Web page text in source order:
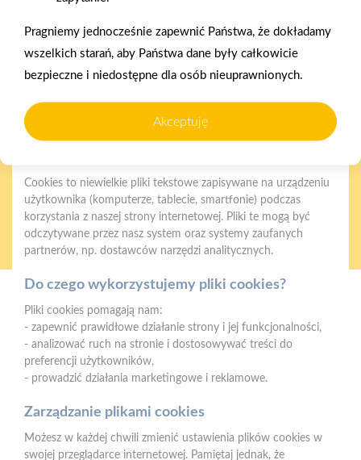
Oferujemy zakupy
telefoniczne
Zakupy
na terenie całej Polski
PSB Mrówka Lębork
ul. Żeromskiego 7A, 84-300 Lębork
Telefon:+48 664 082 300 dostępność produktów, doradztwo
techniczne / +48 734 696 786 reklamacje, transport, depozyty,
E-mail:lebork@psbmrowka.com.pl
NIP:937-268-80-61
Pragniemy jednocześnie zapewnić Państwa, że dokładamy
wszelkich starań, aby Państwa dane były całkowicie
bezpieczne i niedostępne dla osób nieuprawnionych.
Akceptuję
Polityka plików cookies
zapewnienia prawidłowego działania strony, poprawy komfortu
użytkowania oraz analizy ruchu na stronie.
Cookies to niewielkie pliki tekstowe zapisywane na urządzeniu
użytkownika (komputerze, tablecie, smartfonie) podczas
korzystania z naszej strony internetowej. Pliki te mogą być
odczytywane przez nasz system oraz systemy zaufanych
partnerów, np. dostawców narzędzi analitycznych.
Do czego wykorzystujemy pliki cookies?
Pliki cookies pomagają nam:
- zapewnić prawidłowe działanie strony i jej funkcjonalności,
- analizować ruch na stronie i dostosowywać treści do
preferencji użytkowników,
- prowadzić działania marketingowe i reklamowe.
Zarządzanie plikami cookies
Możesz w każdej chwili zmienić ustawienia plików cookies w
swojej przeglądarce internetowej. Pamiętaj jednak, że